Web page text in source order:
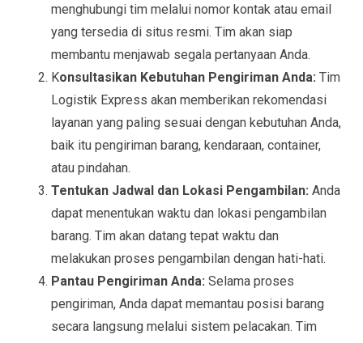
menghubungi tim melalui nomor kontak atau email
yang tersedia di situs resmi. Tim akan siap
membantu menjawab segala pertanyaan Anda.
Konsultasikan Kebutuhan Pengiriman Anda: Tim
Logistik Express akan memberikan rekomendasi
layanan yang paling sesuai dengan kebutuhan Anda,
baik itu pengiriman barang, kendaraan, container,
atau pindahan.
Tentukan Jadwal dan Lokasi Pengambilan: Anda
dapat menentukan waktu dan lokasi pengambilan
barang. Tim akan datang tepat waktu dan
melakukan proses pengambilan dengan hati-hati.
Pantau Pengiriman Anda: Selama proses
pengiriman, Anda dapat memantau posisi barang
secara langsung melalui sistem pelacakan. Tim